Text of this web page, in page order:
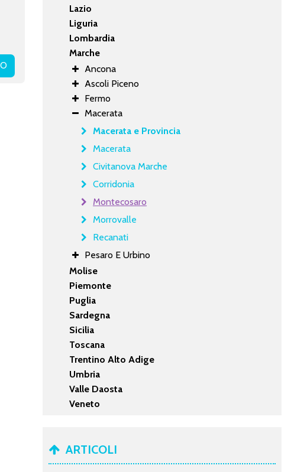
Lazio
Liguria
Lombardia
Marche
Ancona
Ascoli Piceno
Fermo
Macerata
Macerata e Provincia
Macerata
Civitanova Marche
Corridonia
Montecosaro
Morrovalle
Recanati
Pesaro E Urbino
Molise
Piemonte
Puglia
Sardegna
Sicilia
Toscana
Trentino Alto Adige
Umbria
Valle Daosta
Veneto
ARTICOLI